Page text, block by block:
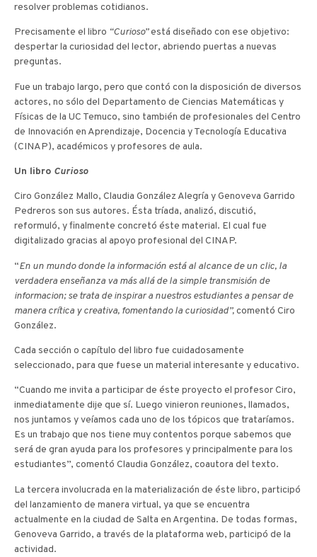
resolver problemas cotidianos.
Precisamente el libro “Curioso”está diseñado con ese objetivo:
despertar la curiosidad del lector, abriendo puertas a nuevas
preguntas.
Fue un trabajo largo, pero que contó con la disposición de diversos
actores, no sólo del Departamento de Ciencias Matemáticas y
Físicas de la UC Temuco, sino también de profesionales del Centro
de Innovación en Aprendizaje, Docencia y Tecnología Educativa
(CINAP), académicos y profesores de aula.
Un libro Curioso
Ciro González Mallo, Claudia González Alegría y Genoveva Garrido
Pedreros son sus autores. Ésta tríada, analizó, discutió,
reformuló, y finalmente concretó éste material. El cual fue
digitalizado gracias al apoyo profesional del CINAP.
“En un mundo donde la información está al alcance de un clic, la
verdadera enseñanza va más allá de la simple transmisión de
informacion; se trata de inspirar a nuestros estudiantes a pensar de
manera crítica y creativa, fomentando la curiosidad”,comentó Ciro
González.
Cada sección o capítulo del libro fue cuidadosamente
seleccionado, para que fuese un material interesante y educativo.
“Cuando me invita a participar de éste proyecto el profesor Ciro,
inmediatamente dije que sí. Luego vinieron reuniones, llamados,
nos juntamos y veíamos cada uno de los tópicos que trataríamos.
Es un trabajo que nos tiene muy contentos porque sabemos que
será de gran ayuda para los profesores y principalmente para los
estudiantes”, comentó Claudia González, coautora del texto.
La tercera involucrada en la materialización de éste libro, participó
del lanzamiento de manera virtual, ya que se encuentra
actualmente en la ciudad de Salta en Argentina. De todas formas,
Genoveva Garrido, a través de la plataforma web, participó de la
actividad.